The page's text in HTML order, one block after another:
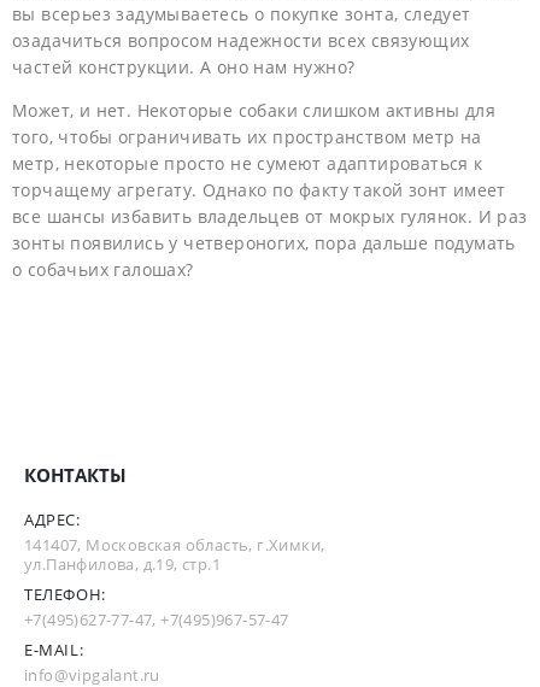
вы всерьез задумываетесь о покупке зонта, следует
озадачиться вопросом надежности всех связующих
частей конструкции. А оно нам нужно?
Может, и нет. Некоторые собаки слишком активны для
того, чтобы ограничивать их пространством метр на
метр, некоторые просто не сумеют адаптироваться к
торчащему агрегату. Однако по факту такой зонт имеет
все шансы избавить владельцев от мокрых гулянок. И раз
зонты появились у четвероногих, пора дальше подумать
о собачьих галошах?
КОНТАКТЫ
АДРЕС:
141407, Московская область, г.Химки,
ул.Панфилова, д.19, стр.1
ТЕЛЕФОН:
+7(495)627-77-47,+7(495)967-57-47
E-MAIL:
info@vipgalant.ru